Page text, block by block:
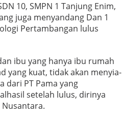
10, SMPN 1 Tanjung Enim,
juga menyandang Dan 1
Pertambangan lulus
ibu yang hanya ibu rumah
yang kuat, tidak akan menyia-
dari PT Pama yang
setelah lulus, dirinya
Nusantara.